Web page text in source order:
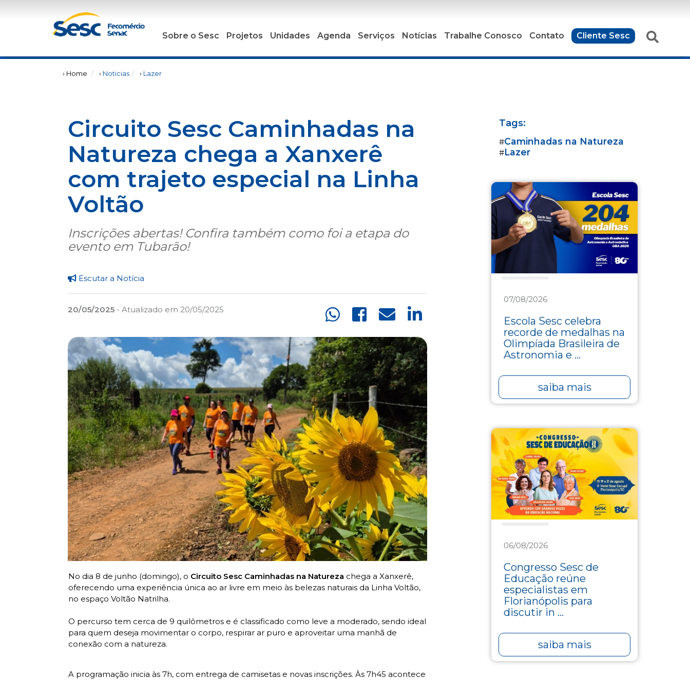
Sobre o Sesc Projetos Unidades Agenda Serviços Notícias Trabalhe Conosco Contato Cliente Sesc
› Home › Noticias › Lazer
Circuito Sesc Caminhadas na
Natureza chega a Xanxerê
com trajeto especial na Linha
Voltão
Inscrições abertas! Confira também como foi a etapa do
evento em Tubarão!
Escutar a Notícia
20/05/2025 - Atualizado em 20/05/2025
No dia 8 de junho (domingo), o Circuito Sesc Caminhadas na Natureza chega a Xanxerê,
oferecendo uma experiência única ao ar livre em meio às belezas naturais da Linha Voltão,
no espaço Voltão Natrilha.
O percurso tem cerca de 9 quilômetros e é classificado como leve a moderado, sendo ideal
para quem deseja movimentar o corpo, respirar ar puro e aproveitar uma manhã de
conexão com a natureza.
A programação inicia às 7h, com entrega de camisetas e novas inscrições. Às 7h45 acontece
Tags:
#Caminhadas na Natureza
#Lazer
07/08/2026
Escola Sesc celebra
recorde de medalhas na
Olimpíada Brasileira de
Astronomia e ...
saiba mais
06/08/2026
Congresso Sesc de
Educação reúne
especialistas em
Florianópolis para
discutir in ...
saiba mais